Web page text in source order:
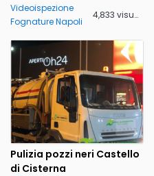
Videoispezione
Fognature Napoli
4,833 visualizzazioni
Pulizia pozzi neri Castello
di Cisterna